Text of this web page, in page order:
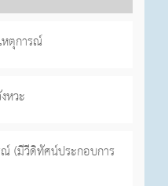
หตุการณ์
หวะ
(มีวีดิทัศน์ประกอบการ